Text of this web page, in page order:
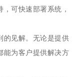
可快速部署系统，
的见解。无论是提供
能为客户提供解决方